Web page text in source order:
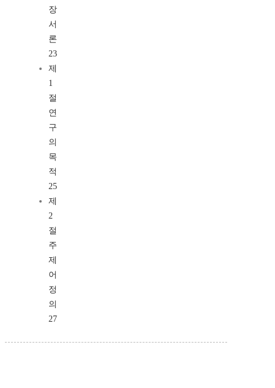
장
서
론
23
제
1
절
연
구
의
목
적
25
제
2
절
주
제
어
정
의
27